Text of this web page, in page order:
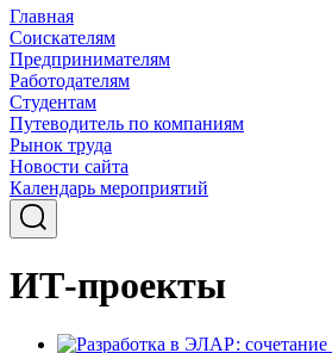
Главная
Соискателям
Предпринимателям
Работодателям
Студентам
Путеводитель по компаниям
Рынок труда
Новости сайта
Календарь мероприятий
ИТ-проекты